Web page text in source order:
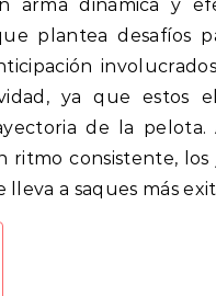
arma dinámica y
plantea desafíos
ya que estos
de la pelota.
ritmo consistente,
a saques más